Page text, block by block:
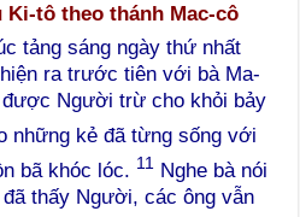
Ki-tô theo thánh Mac-cô
tảng sáng ngày thứ nhất
ra trước tiên với bà Ma-
Người trừ cho khỏi bảy
những kẻ đã từng sống với
bã khóc lóc. 11 Nghe bà nói
thấy Người, các ông vẫn